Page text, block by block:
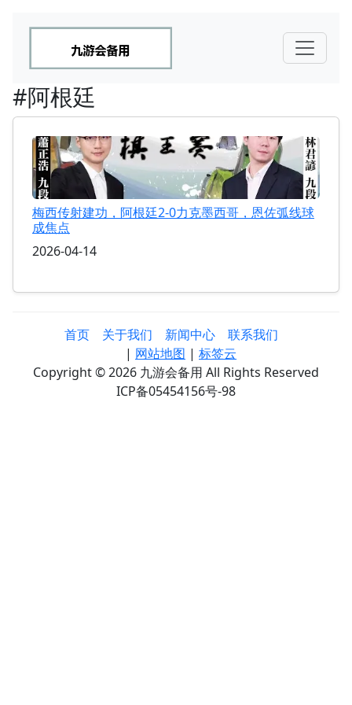
#阿根廷
梅西传射建功，阿根廷2-0力克墨西哥，恩佐弧线球
成焦点
2026-04-14
首页 关于我们 新闻中心
联系我们
| 网站地图 | 标签云
Copyright © 2026 九游会备用 All Rights Reserved
ICP备05454156号-98